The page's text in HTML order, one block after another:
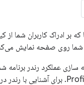
بر ادراک کاربران شما
شما روی صفحه نمایش
سازی عملکرد رندر